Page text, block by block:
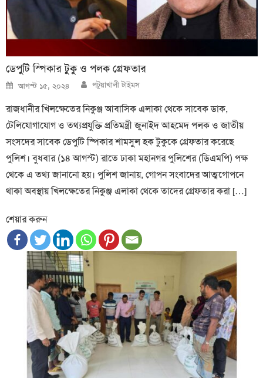
ডেপুটি স্পিকার টুকু ও পলক গ্রেফতার
Posted
on
আগস্ট ১৫, ২০২৪ Author
পটুয়াখালী টাইমস
রাজধানীর খিলক্ষেতের নিকুঞ্জ আবাসিক এলাকা থেকে সাবেক ডাক,
টেলিযোগাযোগ ও তথ্যপ্রযুক্তি প্রতিমন্ত্রী জুনাইদ আহমেদ পলক ও জাতীয়
সংসদের সাবেক ডেপুটি স্পিকার শামসুল হক টুকুকে গ্রেফতার করেছে
পুলিশ। বুধবার (১৪ আগস্ট) রাতে ঢাকা মহানগর পুলিশের (ডিএমপি) পক্ষ
থেকে এ তথ্য জানানো হয়। পুলিশ জানায়, গোপন সংবাদের আত্মগোপনে
থাকা অবস্থায় খিলক্ষেতের নিকুঞ্জ এলাকা থেকে তাদের গ্রেফতার করা […]
শেয়ার করুন